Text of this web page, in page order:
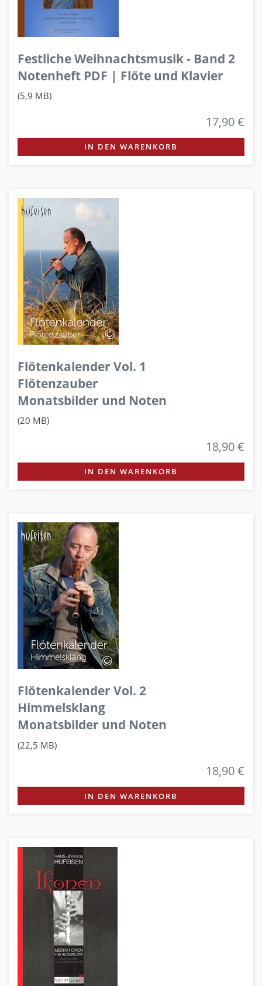
Festliche Weihnachtsmusik - Band 2
Notenheft PDF | Flöte und Klavier
(5,9 MB)
17,90 €
IN DEN WARENKORB
Flötenkalender Vol. 1
Flötenzauber
Monatsbilder und Noten
(20 MB)
18,90 €
IN DEN WARENKORB
Flötenkalender Vol. 2
Himmelsklang
Monatsbilder und Noten
(22,5 MB)
18,90 €
IN DEN WARENKORB